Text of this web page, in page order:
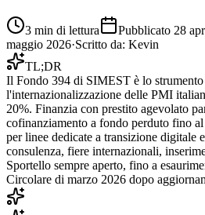
3 min di lettura Pubblicato 28
maggio 2026·Scritto da: Kevin
TL;DR
Il Fondo 394 di SIMEST è lo
l'internazionalizzazione delle PMI
20%. Finanzia con prestito agevolato
cofinanziamento a fondo perduto fino
per linee dedicate a transizione digitale
consulenza, fiere internazionali,
Sportello sempre aperto, fino a
Circolare di marzo 2026 dopo